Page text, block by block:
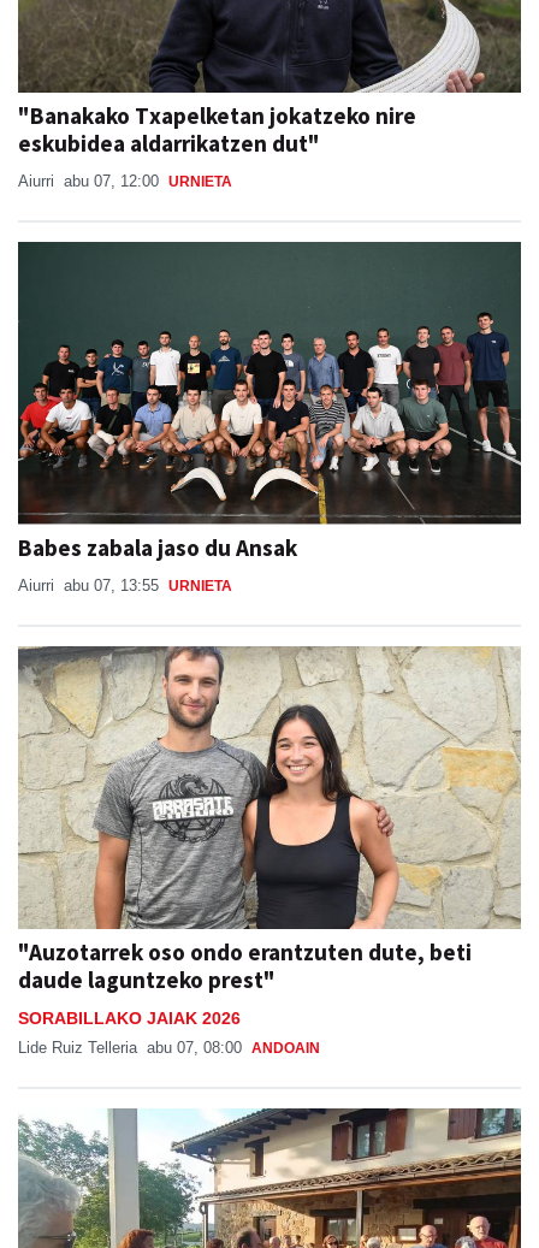
"Banakako Txapelketan jokatzeko nire
eskubidea aldarrikatzen dut"
Aiurri abu 07, 12:00 URNIETA
Babes zabala jaso du Ansak
"Auzotarrek oso ondo erantzuten dute, beti
daude laguntzeko prest"
SORABILLAKO JAIAK 2026
Lide Ruiz Telleria abu 07, 08:00